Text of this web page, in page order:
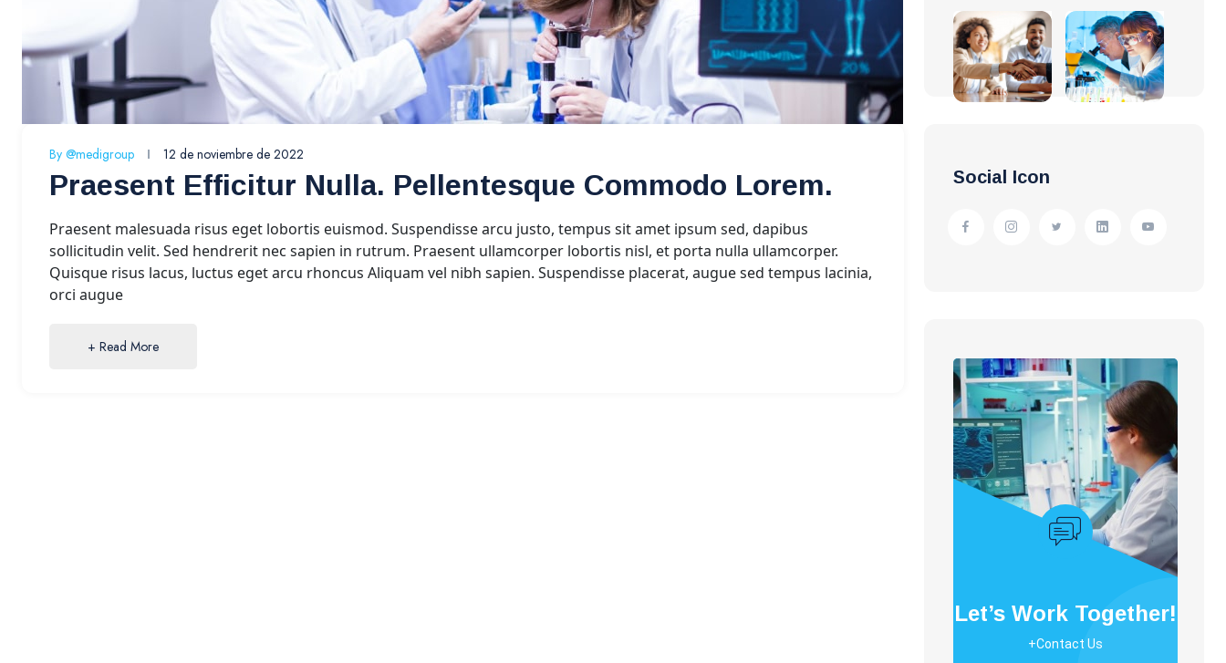
By @medigroup 12 de noviembre de 2022
Praesent Efficitur Nulla. Pellentesque Commodo Lorem.
Praesent malesuada risus eget lobortis euismod. Suspendisse arcu justo, tempus sit amet ipsum sed, dapibus
sollicitudin velit. Sed hendrerit nec sapien in rutrum. Praesent ullamcorper lobortis nisl, et porta nulla ullamcorper.
Quisque risus lacus, luctus eget arcu rhoncus Aliquam vel nibh sapien. Suspendisse placerat, augue sed tempus lacinia,
orci augue
+ Read More
Social Icon
Let’s Work Together!
+Contact Us